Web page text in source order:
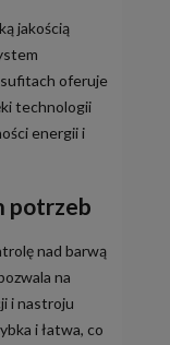
jakością
oferuje
technologii
energii i
potrzeb
nad barwą
na
i nastroju
i łatwa, co